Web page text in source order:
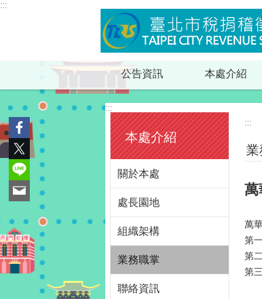
跳到主要內容區塊
:::
公告資訊 本處介紹
:::
本處介紹
關於本處
處長園地
組織架構
業務職掌
聯絡資訊
:::
業
萬
萬
第
第
第